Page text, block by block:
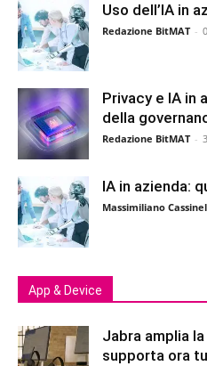
Uso dell’IA in
Redazione BitMAT -
Privacy e IA in
della
Redazione BitMAT -
IA in azienda:
Massimiliano
App & Device
Jabra amplia
supporta ora